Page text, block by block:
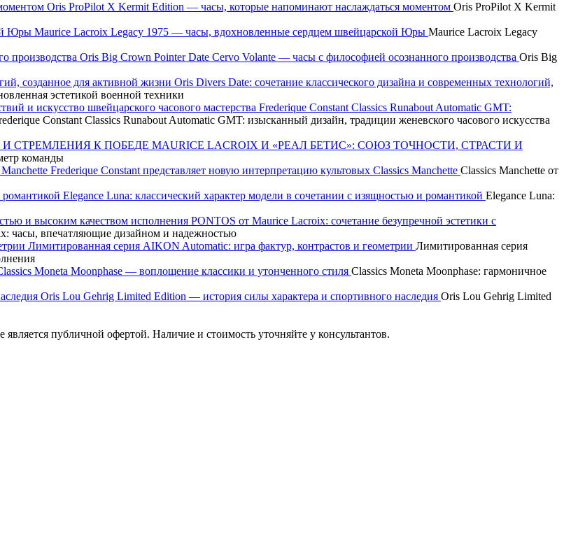
Oris ProPilot X Kermit Edition — часы, которые напоминают наслаждаться моментом Oris ProPilot X Kermit
Maurice Lacroix Legacy 1975 — часы, вдохновленные сердцем швейцарской Юры Maurice Lacroix Legacy
Oris Big Crown Pointer Date Cervo Volante — часы с философией осознанного производства Oris Big
Oris Divers Date: сочетание классического дизайна и современных технологий,
эстетикой военной техники
Frederique Constant Classics Runabout Automatic GMT:
Constant Classics Runabout Automatic GMT: изысканный дизайн, традиции женевского часового искусства
MAURICE LACROIX И «РЕАЛ БЕТИС»: СОЮЗ ТОЧНОСТИ, СТРАСТИ И
команды
Frederique Constant представляет новую интерпретацию культовых Classics Manchette Classics Manchette от
Elegance Luna: классический характер модели в сочетании с изящностью и романтикой Elegance Luna:
PONTOS от Maurice Lacroix: сочетание безупречной эстетики с
часы, впечатляющие дизайном и надежностью
Лимитированная серия AIKON Automatic: игра фактур, контрастов и геометрии Лимитированная серия
Moneta Moonphase — воплощение классики и утонченного стиля Classics Moneta Moonphase: гармоничное
Oris Lou Gehrig Limited Edition — история силы характера и спортивного наследия Oris Lou Gehrig Limited
публичной офертой. Наличие и стоимость уточняйте у консультантов.